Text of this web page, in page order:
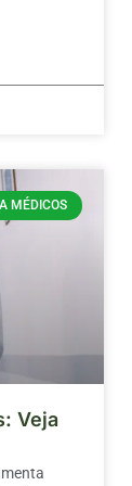
MÉDICOS
Veja